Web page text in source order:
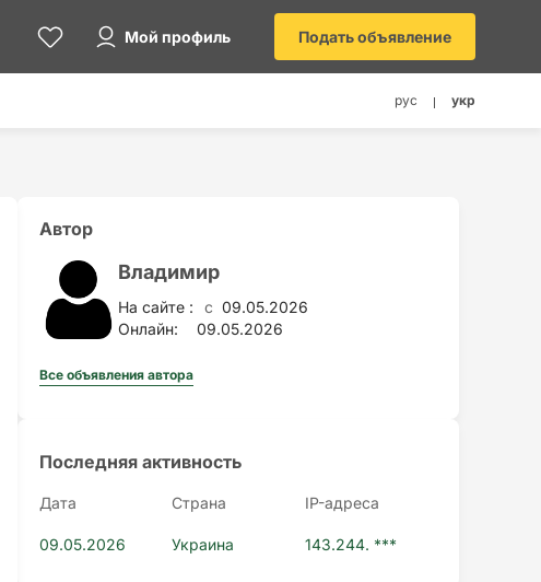
Мой профиль Подать объявление
рус укр
Автор
Владимир
На сайте : c 09.05.2026
Онлайн:
09.05.2026
Все объявления автора
Последняя активность
Дата Страна IP-адресa
09.05.2026 Украина 143.244. ***